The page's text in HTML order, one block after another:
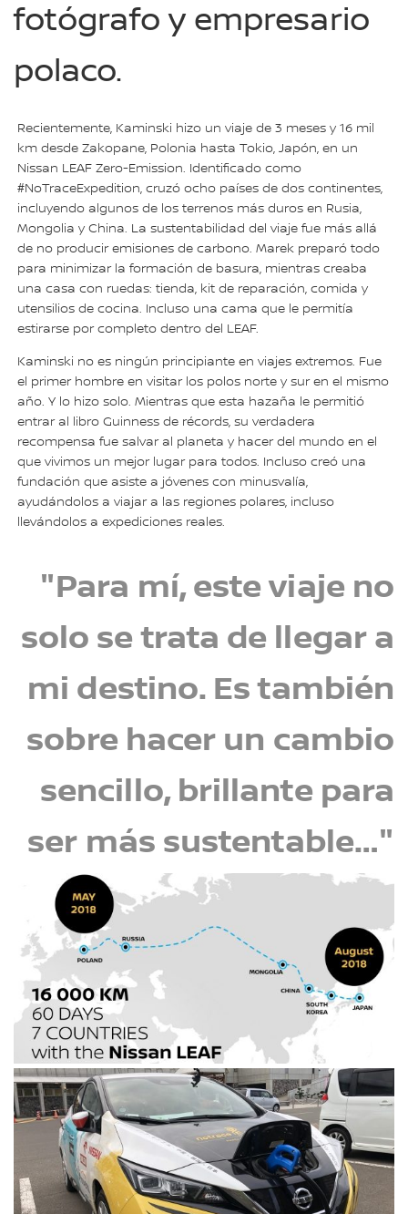
fotógrafo y empresario
polaco.
Recientemente, Kaminski hizo un viaje de 3 meses y 16 mil
km desde Zakopane, Polonia hasta Tokio, Japón, en un
Nissan LEAF Zero-Emission. Identificado como
#NoTraceExpedition, cruzó ocho países de dos continentes,
incluyendo algunos de los terrenos más duros en Rusia,
Mongolia y China. La sustentabilidad del viaje fue más allá
de no producir emisiones de carbono. Marek preparó todo
para minimizar la formación de basura, mientras creaba
una casa con ruedas: tienda, kit de reparación, comida y
utensilios de cocina. Incluso una cama que le permitía
estirarse por completo dentro del LEAF.
Kaminski no es ningún principiante en viajes extremos. Fue
el primer hombre en visitar los polos norte y sur en el mismo
año. Y lo hizo solo. Mientras que esta hazaña le permitió
entrar al libro Guinness de récords, su verdadera
recompensa fue salvar al planeta y hacer del mundo en el
que vivimos un mejor lugar para todos. Incluso creó una
fundación que asiste a jóvenes con minusvalía,
ayudándolos a viajar a las regiones polares, incluso
llevándolos a expediciones reales.
"Para mí, este viaje no
solo se trata de llegar a
mi destino. Es también
sobre hacer un cambio
sencillo, brillante para
ser más sustentable…"